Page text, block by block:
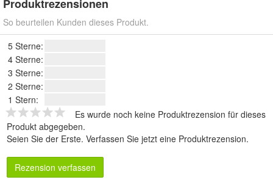
Produktrezensionen
So beurteilen Kunden dieses Produkt.
5 Sterne:
4 Sterne:
3 Sterne:
2 Sterne:
1 Stern:
Es wurde noch keine Produktrezension für dieses
Produkt abgegeben.
Seien Sie der Erste. Verfassen Sie jetzt eine Produktrezension.
Rezension verfassen